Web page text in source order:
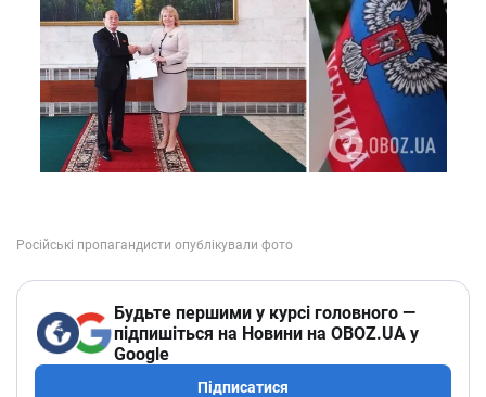
Будьте першими у курсі головного —
підпишіться на Новини на OBOZ.UA у
Google
Підписатися